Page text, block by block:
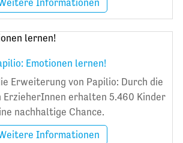
Emotionen lernen!
Erweiterung von Papilio: Durch die
ErzieherInnen erhalten 5.460 Kinder
nachhaltige Chance.
Informationen